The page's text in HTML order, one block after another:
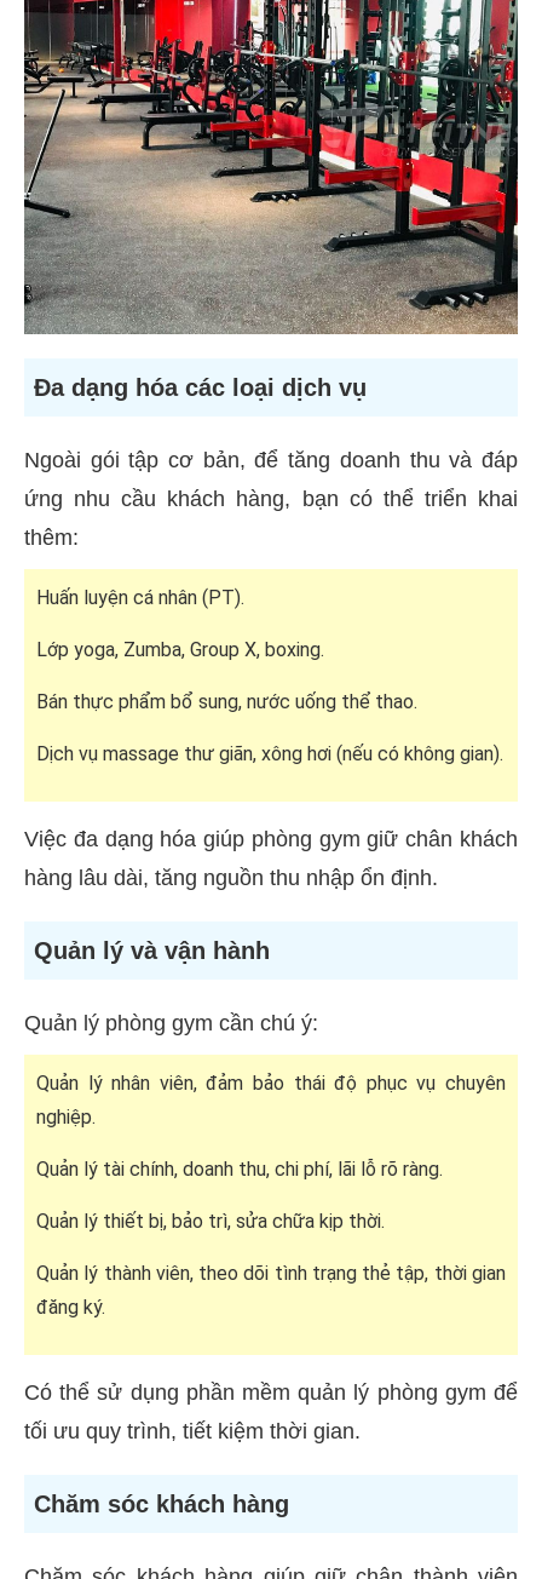
Đa dạng hóa các loại dịch vụ
Ngoài gói tập cơ bản, để tăng doanh thu và đáp
ứng nhu cầu khách hàng, bạn có thể triển khai
thêm:
Huấn luyện cá nhân (PT).
Lớp yoga, Zumba, Group X, boxing.
Bán thực phẩm bổ sung, nước uống thể thao.
Dịch vụ massage thư giãn, xông hơi (nếu có không gian).
Việc đa dạng hóa giúp phòng gym giữ chân khách
hàng lâu dài, tăng nguồn thu nhập ổn định.
Quản lý và vận hành
Quản lý phòng gym cần chú ý:
Quản lý nhân viên, đảm bảo thái độ phục vụ chuyên
nghiệp.
Quản lý tài chính, doanh thu, chi phí, lãi lỗ rõ ràng.
Quản lý thiết bị, bảo trì, sửa chữa kịp thời.
Quản lý thành viên, theo dõi tình trạng thẻ tập, thời gian
đăng ký.
Có thể sử dụng phần mềm quản lý phòng gym để
tối ưu quy trình, tiết kiệm thời gian.
Chăm sóc khách hàng